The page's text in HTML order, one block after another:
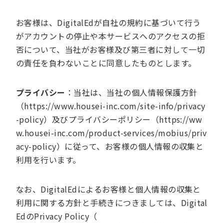
お客様は、DigitalEdが自社の規約に基づいて行う
がアカウントの停止や本サービスへのアクセスの拒
否について、当社がお客様及び第三者に対して一切
の責任を負わないことに同意したものとします。
プライバシー ：当社は、当社の個人情報保護方針
（https://www.housei-inc.com/site-info/privacy
-policy）及びプライバシーポリシー（https://ww
w.housei-inc.com/product-services/mobius/priv
acy-policy）に従って、お客様の個人情報の収集と
利用を行います。
なお、DigitalEdによるお客様と個人情報の収集と
利用に関する方針と手続きにつきましては、Digital
EdのPrivacy Policy（